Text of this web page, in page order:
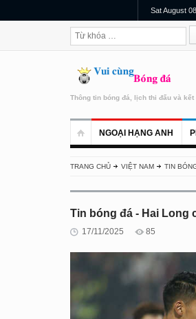
Sat August
Thông tin bóng đá, lịch thi đấu và kết
NGOẠI HẠNG ANH
TRANG CHỦ VIỆT NAM TIN
Tin bóng đá - Hai Long
17/11/2025 85